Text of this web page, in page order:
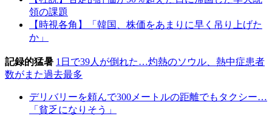
領の課題
【時視各角】「韓国、株価をあまりに早く吊り上げた
か」
記録的猛暑 1日で39人が倒れた…灼熱のソウル、熱中症患者
数がまた過去最多
デリバリーを頼んで300メートルの距離でもタクシー…
「貧乏になりそう」